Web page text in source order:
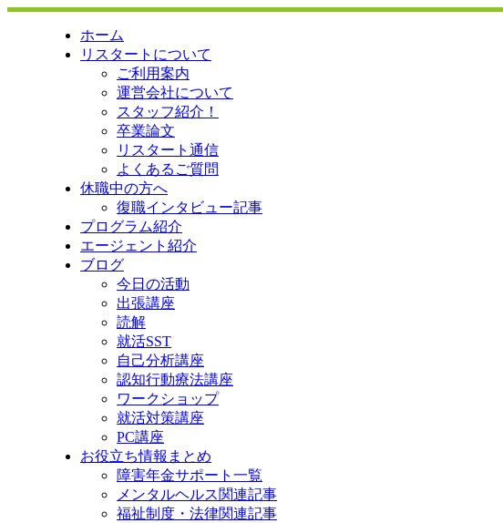
ホーム
リスタートについて
ご利用案内
運営会社について
スタッフ紹介！
卒業論文
リスタート通信
よくあるご質問
休職中の方へ
復職インタビュー記事
プログラム紹介
エージェント紹介
ブログ
今日の活動
出張講座
読解
就活SST
自己分析講座
認知行動療法講座
ワークショップ
就活対策講座
PC講座
お役立ち情報まとめ
障害年金サポート一覧
メンタルヘルス関連記事
福祉制度・法律関連記事